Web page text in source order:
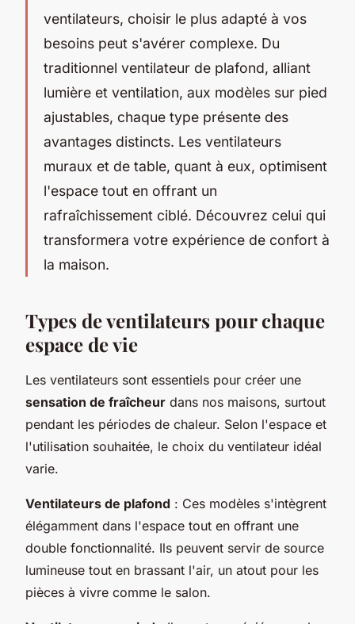
ventilateurs, choisir le plus adapté à vos
besoins peut s'avérer complexe. Du
traditionnel ventilateur de plafond, alliant
lumière et ventilation, aux modèles sur pied
ajustables, chaque type présente des
avantages distincts. Les ventilateurs
muraux et de table, quant à eux, optimisent
l'espace tout en offrant un
rafraîchissement ciblé. Découvrez celui qui
transformera votre expérience de confort à
la maison.
Types de ventilateurs pour chaque
espace de vie
Les ventilateurs sont essentiels pour créer une
sensation de fraîcheur dans nos maisons, surtout
pendant les périodes de chaleur. Selon l'espace et
l'utilisation souhaitée, le choix du ventilateur idéal
varie.
Ventilateurs de plafond : Ces modèles s'intègrent
élégamment dans l'espace tout en offrant une
double fonctionnalité. Ils peuvent servir de source
lumineuse tout en brassant l'air, un atout pour les
pièces à vivre comme le salon.